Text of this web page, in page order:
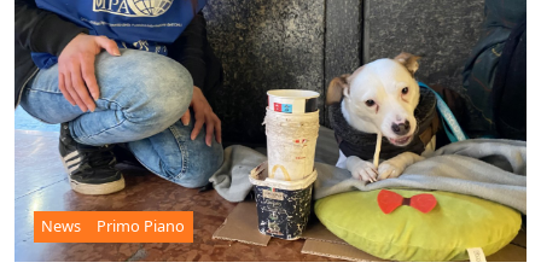
News Primo Piano